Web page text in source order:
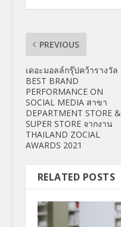
PREVIOUS
เดอะมอลล์กรุ๊ปคว้ารางวัล
BEST BRAND
PERFORMANCE ON
SOCIAL MEDIA สาขา
DEPARTMENT STORE &
SUPER STORE จากงาน
THAILAND ZOCIAL
AWARDS 2021
RELATED POSTS